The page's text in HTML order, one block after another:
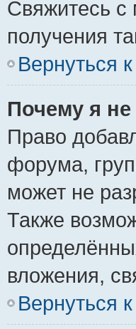
Свяжитесь с
получения
Вернуться
Почему я
Право
форума,
может не
Также
вложения,
Вернуться